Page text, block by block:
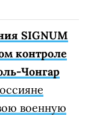
SIGNUM
контроле
Чонгар
военную